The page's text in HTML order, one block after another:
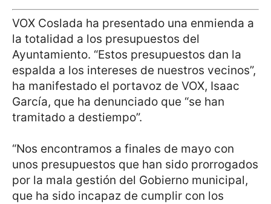
VOX Coslada ha presentado una enmienda a
la totalidad a los presupuestos del
Ayuntamiento. “Estos presupuestos dan la
espalda a los intereses de nuestros vecinos”,
ha manifestado el portavoz de VOX, Isaac
García, que ha denunciado que “se han
tramitado a destiempo”.
“Nos encontramos a finales de mayo con
unos presupuestos que han sido prorrogados
por la mala gestión del Gobierno municipal,
que ha sido incapaz de cumplir con los